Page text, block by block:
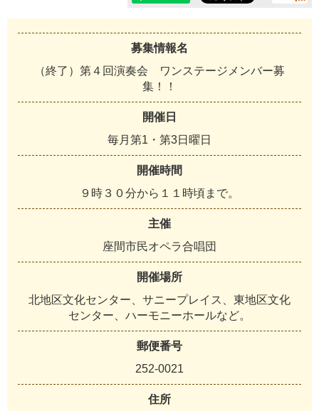
募集情報名
（終了）第４回演奏会 ワンステージメンバー募
集！！
開催日
毎月第1・第3日曜日
開催時間
９時３０分から１１時頃まで。
主催
座間市民オペラ合唱団
開催場所
北地区文化センター、サニープレイス、東地区文化
センター、ハーモニーホールなど。
郵便番号
252-0021
住所